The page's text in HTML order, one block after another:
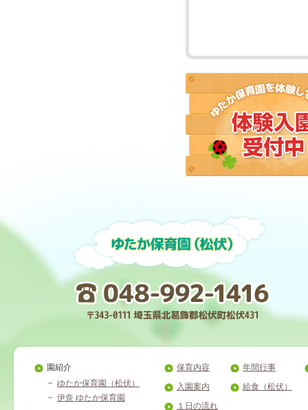
園紹介
ゆたか保育園（松伏）
伊奈 ゆたか保育園
保育内容
入園案内
１日の流れ
年間行事
給食（松伏）